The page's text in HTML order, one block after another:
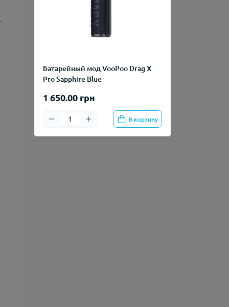
Батарейный мод VooPoo Drag X
Pro Sapphire Blue
1 650.00 грн
В корзину